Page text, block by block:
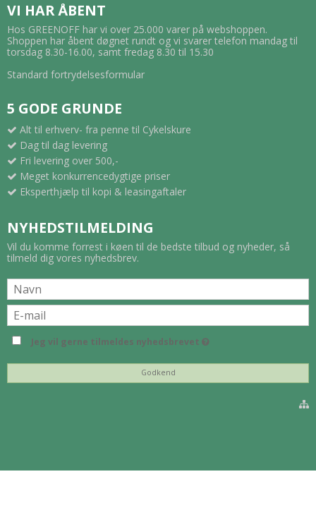
VI HAR ÅBENT
Hos GREENOFF har vi over 25.000 varer på webshoppen.
Shoppen har åbent døgnet rundt og vi svarer telefon mandag til
torsdag 8.30-16.00, samt fredag 8.30 til 15.30
Standard fortrydelsesformular
5 GODE GRUNDE
Alt til erhverv- fra penne til Cykelskure
Dag til dag levering
Fri levering over 500,-
Meget konkurrencedygtige priser
Eksperthjælp til kopi & leasingaftaler
NYHEDSTILMELDING
Vil du komme forrest i køen til de bedste tilbud og nyheder, så
tilmeld dig vores nyhedsbrev.
Jeg vil gerne tilmeldes nyhedsbrevet
Godkend